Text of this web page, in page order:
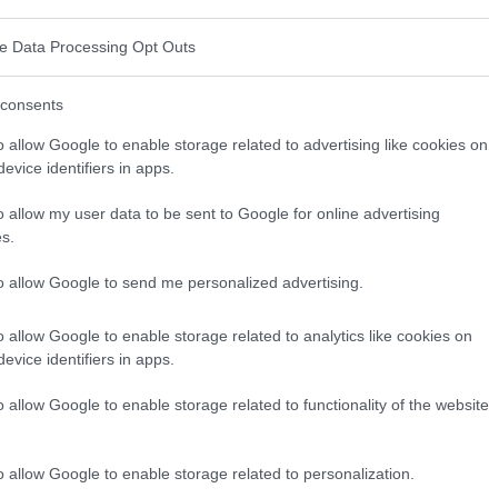
Data Processing Opt Outs
allow Google to enable storage related to advertising like cookies on
identifiers in apps.
allow my user data to be sent to Google for online advertising
allow Google to send me personalized advertising.
allow Google to enable storage related to analytics like cookies on
identifiers in apps.
allow Google to enable storage related to functionality of the website
allow Google to enable storage related to personalization.
débutants
en plus dans le contexte de la santé et de
une variété de méthodes visant à améliorer
de mode de vie à des technologies
font souvent des expériences sur eux-mêmes
leur santé, leurs performances et leur
de plus près ce qu'est le biohacking, ses